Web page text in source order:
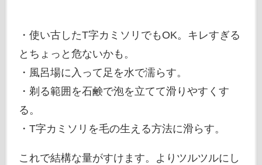
・使い古したT字カミソリでもOK。キレすぎる
とちょっと危ないかも。
・風呂場に入って足を水で濡らす。
・剃る範囲を石鹸で泡を立てて滑りやすくす
る。
・T字カミソリを毛の生える方法に滑らす。
これで結構な量がすけます。よりツルツルにし